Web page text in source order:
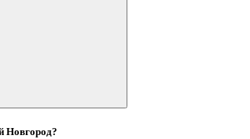
Новгород?